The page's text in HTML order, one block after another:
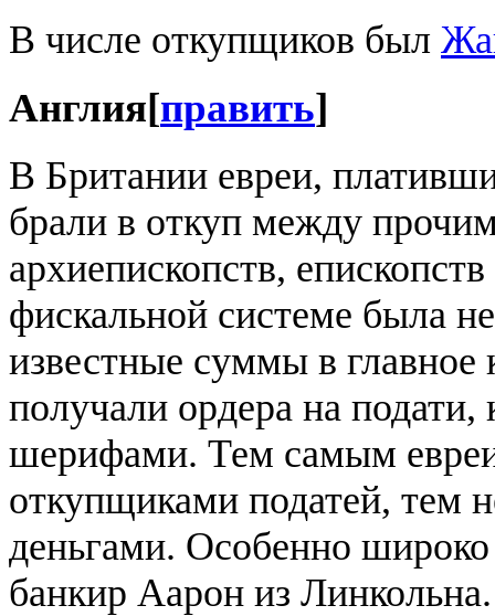
В числе откупщиков был
Англия[править]
В Британии евреи,
брали в откуп между
архиепископств,
фискальной системе была
известные суммы в главное
получали ордера на подати,
шерифами. Тем самым
откупщиками податей, тем
деньгами. Особенно
банкир Аарон из Линкольна.